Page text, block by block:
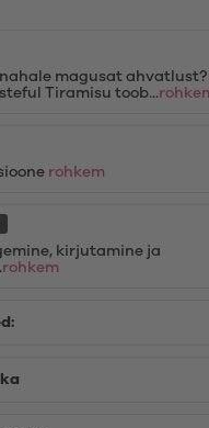
nahale magusat
Tiramisu toob...
rohkem
kirjutamine ja
rohkem